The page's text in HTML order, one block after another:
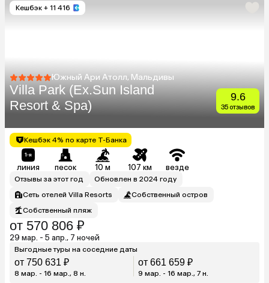
Кешбэк + 11 416
Южный Ари Атолл, Мальдивы
Villa Park (Ex.Sun Island
Resort & Spa)
9.6
35 отзывов
Кешбэк 4% по карте Т-Банка
линия песок 10 м 107 км везде
Отзывы за этот год
Обновлен в 2024 году
Сеть отелей Villa Resorts
Собственный остров
Собственный пляж
от 570 806 ₽
29 мар. - 5 апр., 7 ночей
Выгодные туры на соседние даты
от 750 631 ₽
8 мар. - 16 мар., 8 н.
от 661 659 ₽
9 мар. - 16 мар., 7 н.